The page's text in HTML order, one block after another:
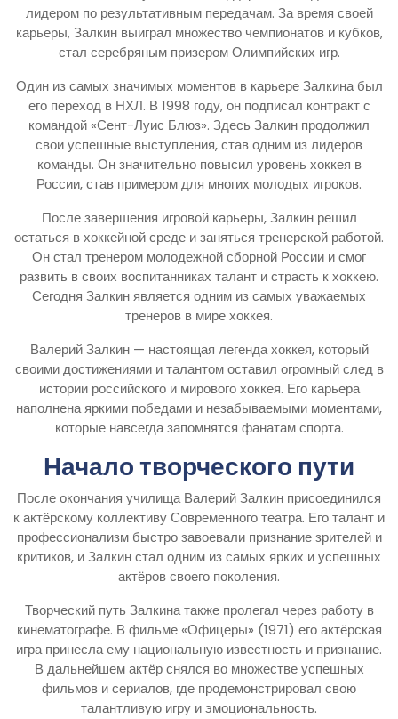
лидером по результативным передачам. За время своей
карьеры, Залкин выиграл множество чемпионатов и кубков,
стал серебряным призером Олимпийских игр.
Один из самых значимых моментов в карьере Залкина был
его переход в НХЛ. В 1998 году, он подписал контракт с
командой «Сент-Луис Блюз». Здесь Залкин продолжил
свои успешные выступления, став одним из лидеров
команды. Он значительно повысил уровень хоккея в
России, став примером для многих молодых игроков.
После завершения игровой карьеры, Залкин решил
остаться в хоккейной среде и заняться тренерской работой.
Он стал тренером молодежной сборной России и смог
развить в своих воспитанниках талант и страсть к хоккею.
Сегодня Залкин является одним из самых уважаемых
тренеров в мире хоккея.
Валерий Залкин — настоящая легенда хоккея, который
своими достижениями и талантом оставил огромный след в
истории российского и мирового хоккея. Его карьера
наполнена яркими победами и незабываемыми моментами,
которые навсегда запомнятся фанатам спорта.
Начало творческого пути
После окончания училища Валерий Залкин присоединился
к актёрскому коллективу Современного театра. Его талант и
профессионализм быстро завоевали признание зрителей и
критиков, и Залкин стал одним из самых ярких и успешных
актёров своего поколения.
Творческий путь Залкина также пролегал через работу в
кинематографе. В фильме «Офицеры» (1971) его актёрская
игра принесла ему национальную известность и признание.
В дальнейшем актёр снялся во множестве успешных
фильмов и сериалов, где продемонстрировал свою
талантливую игру и эмоциональность.